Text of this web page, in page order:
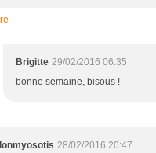
Brigitte 29/02/2016 06:35
bonne semaine, bisous !
28/02/2016 20:47